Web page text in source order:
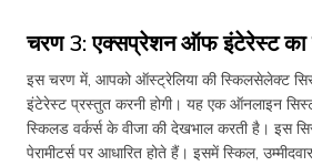
चरण 3: एक्सप्रेशन ऑफ इंटेरेस्ट का
इस चरण में, आपको ऑस्ट्रेलिया की स्किलसेलेक्ट
इंटेरेस्ट प्रस्तुत करनी होगी। यह एक ऑनलाइन
स्किलड वर्कर्स के वीजा की देखभाल करती है। इस
पेरामीटर्स पर आधारित होते हैं। इसमें स्किल,